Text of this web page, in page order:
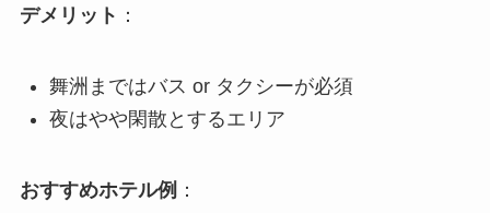
デメリット ：
舞洲まではバス or タクシーが必須
夜はやや閑散とするエリア
おすすめホテル例 ：